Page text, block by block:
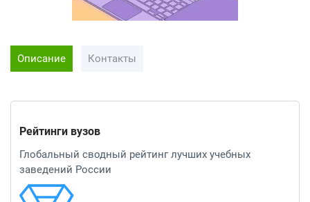
Описание Контакты
Рейтинги вузов
Глобальный сводный рейтинг лучших учебных
заведений России